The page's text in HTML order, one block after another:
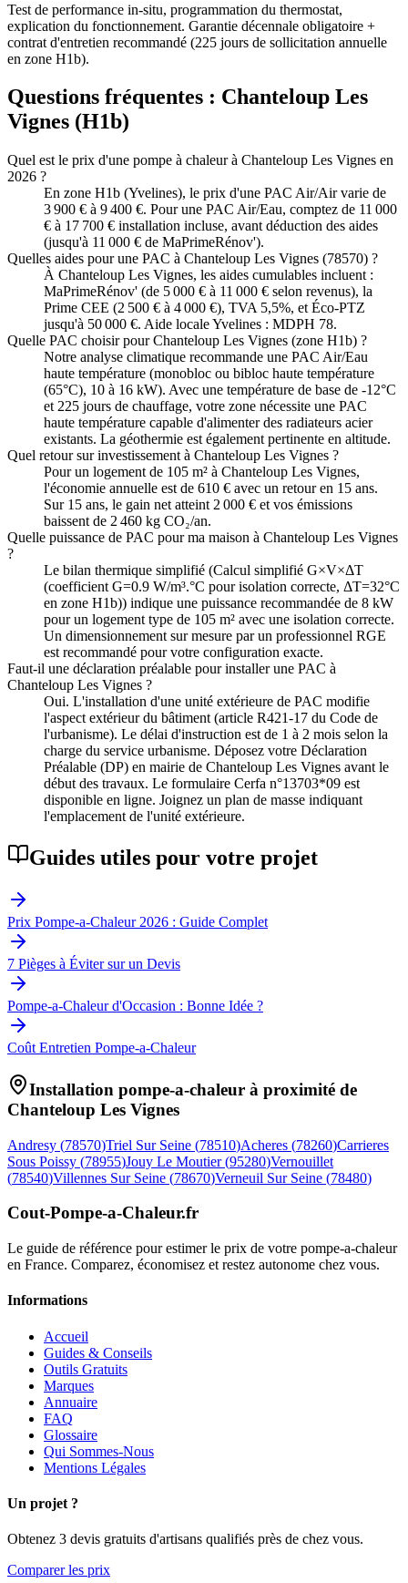
Test de performance in-situ, programmation du thermostat,
explication du fonctionnement. Garantie décennale obligatoire +
contrat d'entretien recommandé (225 jours de sollicitation annuelle
en zone H1b).
Questions fréquentes : Chanteloup Les
Vignes (H1b)
Quel est le prix d'une pompe à chaleur à Chanteloup Les Vignes en
2026 ?
En zone H1b (Yvelines), le prix d'une PAC Air/Air varie de
3 900 € à 9 400 €. Pour une PAC Air/Eau, comptez de 11 000
€ à 17 700 € installation incluse, avant déduction des aides
(jusqu'à 11 000 € de MaPrimeRénov').
Quelles aides pour une PAC à Chanteloup Les Vignes (78570) ?
À Chanteloup Les Vignes, les aides cumulables incluent :
MaPrimeRénov' (de 5 000 € à 11 000 € selon revenus), la
Prime CEE (2 500 € à 4 000 €), TVA 5,5%, et Éco-PTZ
jusqu'à 50 000 €. Aide locale Yvelines : MDPH 78.
Quelle PAC choisir pour Chanteloup Les Vignes (zone H1b) ?
Notre analyse climatique recommande une PAC Air/Eau
haute température (monobloc ou bibloc haute température
(65°C), 10 à 16 kW). Avec une température de base de -12°C
et 225 jours de chauffage, votre zone nécessite une PAC
haute température capable d'alimenter des radiateurs acier
existants. La géothermie est également pertinente en altitude.
Quel retour sur investissement à Chanteloup Les Vignes ?
Pour un logement de 105 m² à Chanteloup Les Vignes,
l'économie annuelle est de 610 € avec un retour en 15 ans.
Sur 15 ans, le gain net atteint 2 000 € et vos émissions
baissent de 2 460 kg CO₂/an.
Quelle puissance de PAC pour ma maison à Chanteloup Les Vignes
?
Le bilan thermique simplifié (Calcul simplifié G×V×ΔT
(coefficient G=0.9 W/m³.°C pour isolation correcte, ΔT=32°C
en zone H1b)) indique une puissance recommandée de 8 kW
pour un logement type de 105 m² avec une isolation correcte.
Un dimensionnement sur mesure par un professionnel RGE
est recommandé pour votre configuration exacte.
Faut-il une déclaration préalable pour installer une PAC à
Chanteloup Les Vignes ?
Oui. L'installation d'une unité extérieure de PAC modifie
l'aspect extérieur du bâtiment (article R421-17 du Code de
l'urbanisme). Le délai d'instruction est de 1 à 2 mois selon la
charge du service urbanisme. Déposez votre Déclaration
Préalable (DP) en mairie de Chanteloup Les Vignes avant le
début des travaux. Le formulaire Cerfa n°13703*09 est
disponible en ligne. Joignez un plan de masse indiquant
l'emplacement de l'unité extérieure.
Guides utiles pour votre projet
Prix Pompe-a-Chaleur 2026 : Guide Complet
7 Pièges à Éviter sur un Devis
Pompe-a-Chaleur d'Occasion : Bonne Idée ?
Coût Entretien Pompe-a-Chaleur
Installation pompe-a-chaleur à proximité de
Chanteloup Les Vignes
Andresy (78570)Triel Sur Seine (78510)Acheres (78260)Carrieres
Sous Poissy (78955)Jouy Le Moutier (95280)Vernouillet
(78540)Villennes Sur Seine (78670)Verneuil Sur Seine (78480)
Cout-Pompe-a-Chaleur.fr
Le guide de référence pour estimer le prix de votre pompe-a-chaleur
en France. Comparez, économisez et restez autonome chez vous.
Informations
Accueil
Guides & Conseils
Outils Gratuits
Marques
Annuaire
FAQ
Glossaire
Qui Sommes-Nous
Mentions Légales
Un projet ?
Obtenez 3 devis gratuits d'artisans qualifiés près de chez vous.
Comparer les prix